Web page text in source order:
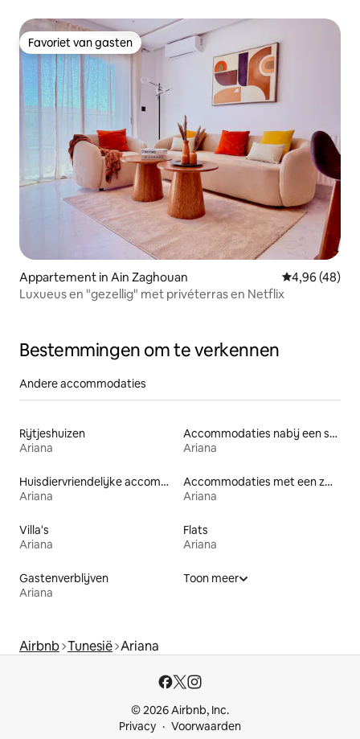
Favoriet van gasten
Favoriet van gasten
Appartement in Ain Zaghouan Gemiddelde
4,96 (48)
Luxueus en "gezellig" met privéterras en Netflix
Bestemmingen om te verkennen
Andere accommodaties
Rijtjeshuizen
Ariana
Accommodaties nabij een strand
Ariana
Huisdiervriendelijke accommodaties
Ariana
Accommodaties met een zwembad
Ariana
Villa's
Ariana
Flats
Ariana
Gastenverblijven
Ariana
Toon meer
Airbnb Tunesië Ariana
© 2026 Airbnb, Inc.
Privacy
Voorwaarden